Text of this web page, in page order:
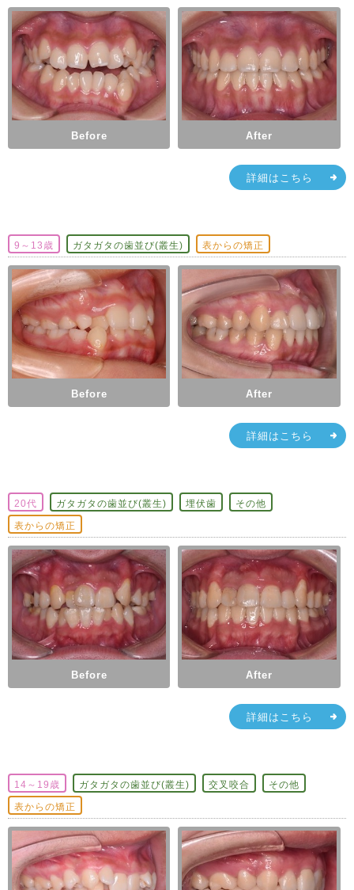
Before After
詳細はこちら
9～13歳 ガタガタの歯並び(叢生) 表からの矯正
Before After
詳細はこちら
20代 ガタガタの歯並び(叢生) 埋伏歯 その他
表からの矯正
Before After
詳細はこちら
14～19歳 ガタガタの歯並び(叢生) 交叉咬合 その他
表からの矯正